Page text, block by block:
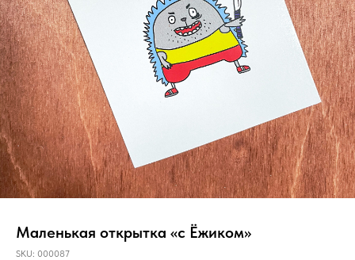
Маленькая открытка «с Ёжиком»
SKU: 000087